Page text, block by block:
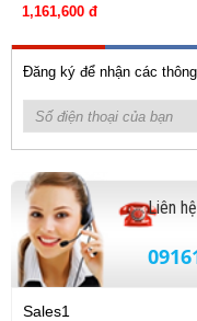
1,161,600 đ
Đăng ký để nhận các
Liên
Sales1